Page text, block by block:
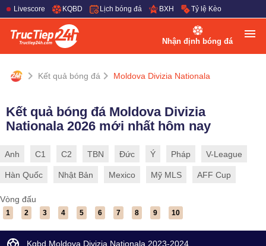
Livescore KQBD Lịch bóng đá BXH Tỷ lệ Kèo
Nhận định bóng đá
Kết quả bóng đá Moldova Divizia Nationala
Kết quả bóng đá Moldova Divizia
Nationala 2026 mới nhất hôm nay
Anh C1 C2 TBN Đức Ý Pháp V-League
Hàn Quốc Nhật Bản Mexico Mỹ MLS AFF Cup
Vòng đấu
1 2 3 4 5 6 7 8 9 10
Kqbd Moldova Divizia Nationala 2023-2024